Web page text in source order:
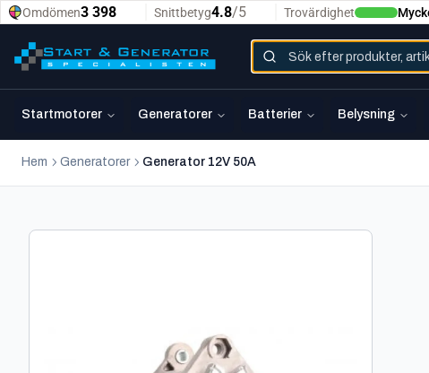
Startmotorer Generatorer Batterier Belysning
Hem Generatorer Generator 12V 50A